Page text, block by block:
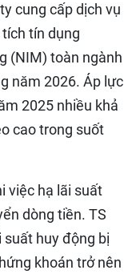
cung cấp dịch vụ
tín dụng
(NIM) toàn ngành
năm 2026. Áp lực
2025 nhiều khả
cao trong suốt
việc hạ lãi suất
dòng tiền. TS
suất huy động bị
khoán trở nên